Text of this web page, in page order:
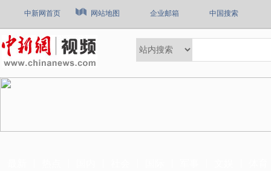
中新网首页 网站地图 企业邮箱 中国搜索